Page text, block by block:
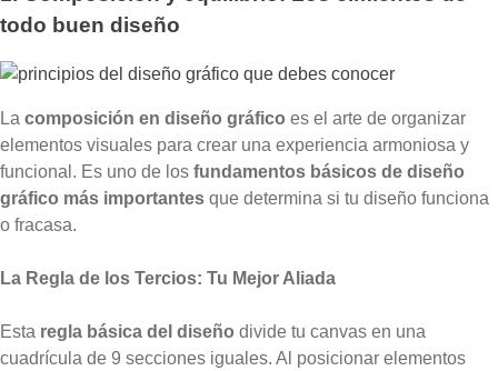
todo buen diseño
La composición en diseño gráfico es el arte de organizar
elementos visuales para crear una experiencia armoniosa y
funcional. Es uno de los fundamentos básicos de diseño
gráfico más importantes que determina si tu diseño funciona
o fracasa.
La Regla de los Tercios: Tu Mejor Aliada
Esta regla básica del diseño divide tu canvas en una
cuadrícula de 9 secciones iguales. Al posicionar elementos